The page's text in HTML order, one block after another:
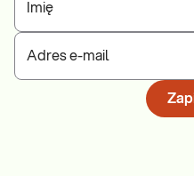
Imię
Adres e-mail